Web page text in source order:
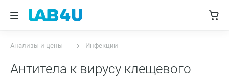
Анализы и цены Инфекции
Антитела к вирусу клещевого